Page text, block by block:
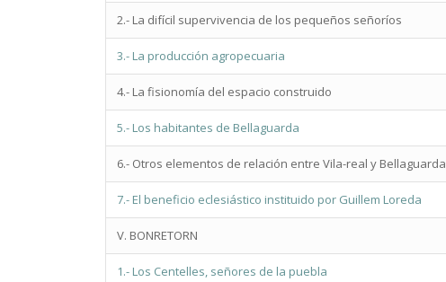
2.- La difícil supervivencia de los pequeños señoríos
3.- La producción agropecuaria
4.- La fisionomía del espacio construido
5.- Los habitantes de Bellaguarda
6.- Otros elementos de relación entre Vila-real y Bellaguarda
7.- El beneficio eclesiástico instituido por Guillem Loreda
V. BONRETORN
1.- Los Centelles, señores de la puebla